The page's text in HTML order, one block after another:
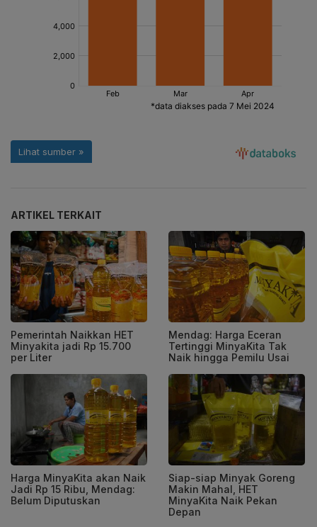
ARTIKEL TERKAIT
Pemerintah Naikkan HET
Minyakita jadi Rp 15.700
per Liter
Mendag: Harga Eceran
Tertinggi MinyaKita Tak
Naik hingga Pemilu Usai
Harga MinyaKita akan Naik
Jadi Rp 15 Ribu, Mendag:
Belum Diputuskan
Siap-siap Minyak Goreng
Makin Mahal, HET
MinyaKita Naik Pekan
Depan